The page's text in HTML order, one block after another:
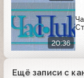
20:36
Ещё записи с